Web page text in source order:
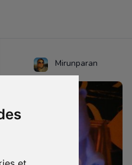
Mirunparan